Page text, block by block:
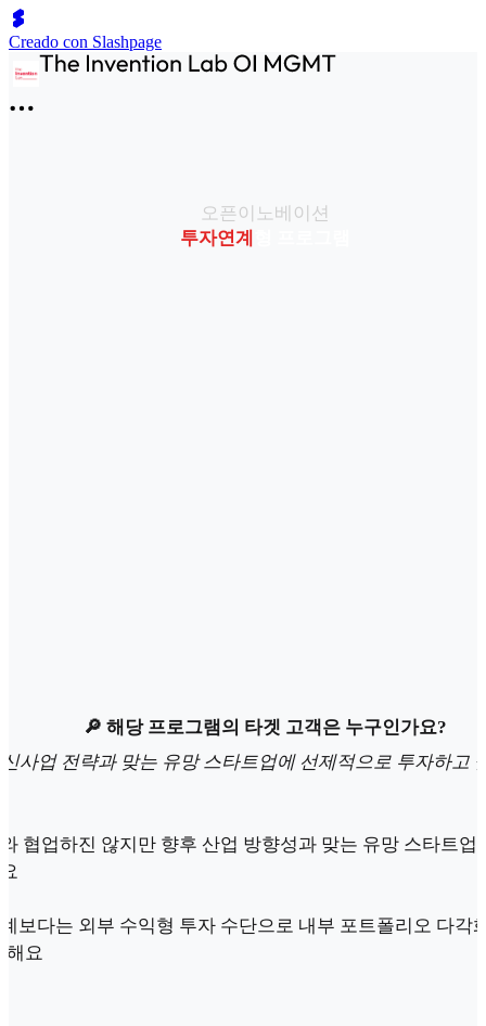
Creado con Slashpage
오픈이노베이션
투자연계
🔎 해당 프로그램의 타겟 고객은 누구인가요?
사업 전략과 맞는 유망 스타트업에 선제적으로 투자하고
협업하진 않지만 향후 산업 방향성과 맞는 유망 스타트업
보다는 외부 수익형 투자 수단으로 내부 포트폴리오 다각
해요